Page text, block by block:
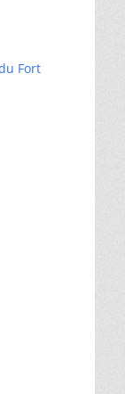
Fort